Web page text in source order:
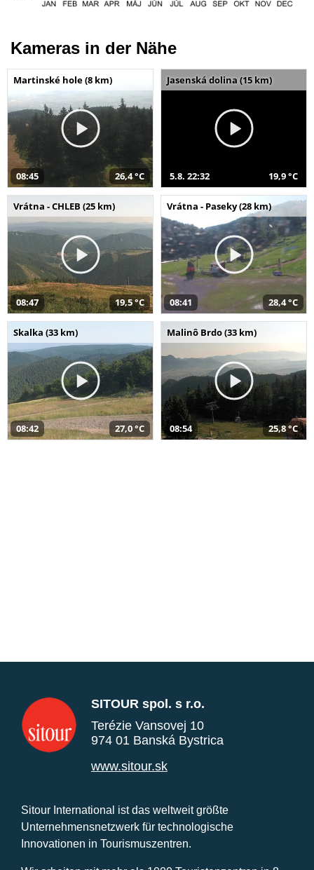
Kameras in der Nähe
Martinské hole (8 km)
08:45 26,4 °C
Jasenská dolina (15 km)
5.8. 22:32 19,9 °C
Vrátna - CHLEB (25 km)
08:47 19,5 °C
Vrátna - Paseky (28 km)
08:41 28,4 °C
Skalka (33 km)
08:42 27,0 °C
Malinô Brdo (33 km)
08:54 25,8 °C
SITOUR spol. s r.o.
Terézie Vansovej 10
974 01 Banská Bystrica
www.sitour.sk
Sitour International ist das weltweit größte
Unternehmensnetzwerk für technologische
Innovationen in Tourismuszentren.